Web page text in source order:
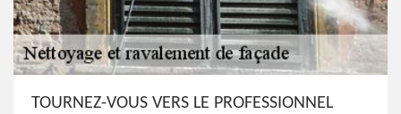
TOURNEZ-VOUS VERS LE PROFESSIONNEL